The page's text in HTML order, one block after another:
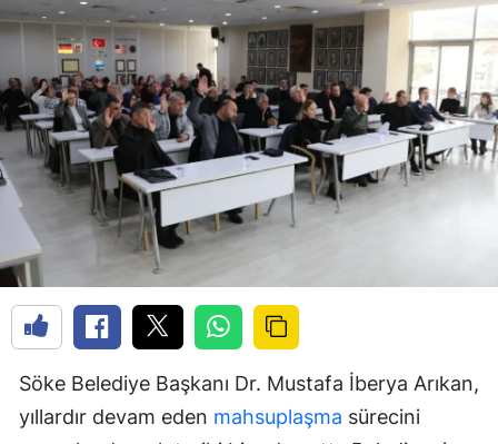
Söke Belediye Başkanı Dr. Mustafa İberya Arıkan,
yıllardır devam eden mahsuplaşma sürecini